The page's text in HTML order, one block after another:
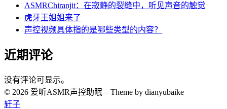
ASMRChiranjit：在寂静的裂缝中，听见声音的触觉
虎牙王姐姐来了
声控视频具体指的是哪些类型的内容？
近期评论
没有评论可显示。
© 2026 爱听ASMR声控助眠 – Theme by dianyubaike
轩子